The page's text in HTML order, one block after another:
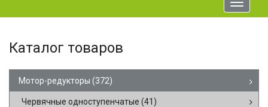
Toggle
Каталог товаров
Мотор-редукторы (372)
Червячные одноступенчатые (41)